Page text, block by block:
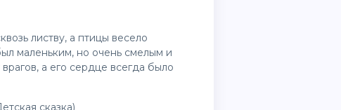
листву, а птицы весело
маленьким, но очень смелым и
а его сердце всегда было
сказка)